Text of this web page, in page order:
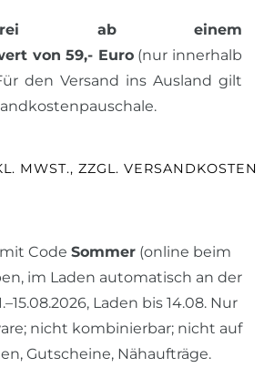
ab einem
von 59,- Euro(nur innerhalb
den Versand ins Ausland gilt
MWST., ZZGL. VERSANDKOSTEN
Code Sommer (online beim
im Laden automatisch an der
Laden bis 14.08. Nur
nicht kombinierbar; nicht auf
Gutscheine, Nähaufträge.